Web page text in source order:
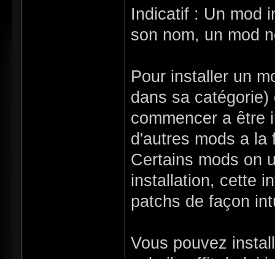
Indicatif : Un mod
son nom, un mod
Pour installer un
dans sa
commencer a être
d'autres mods a la
Certains mods on
installation, cette
patchs de façon
Vous pouvez